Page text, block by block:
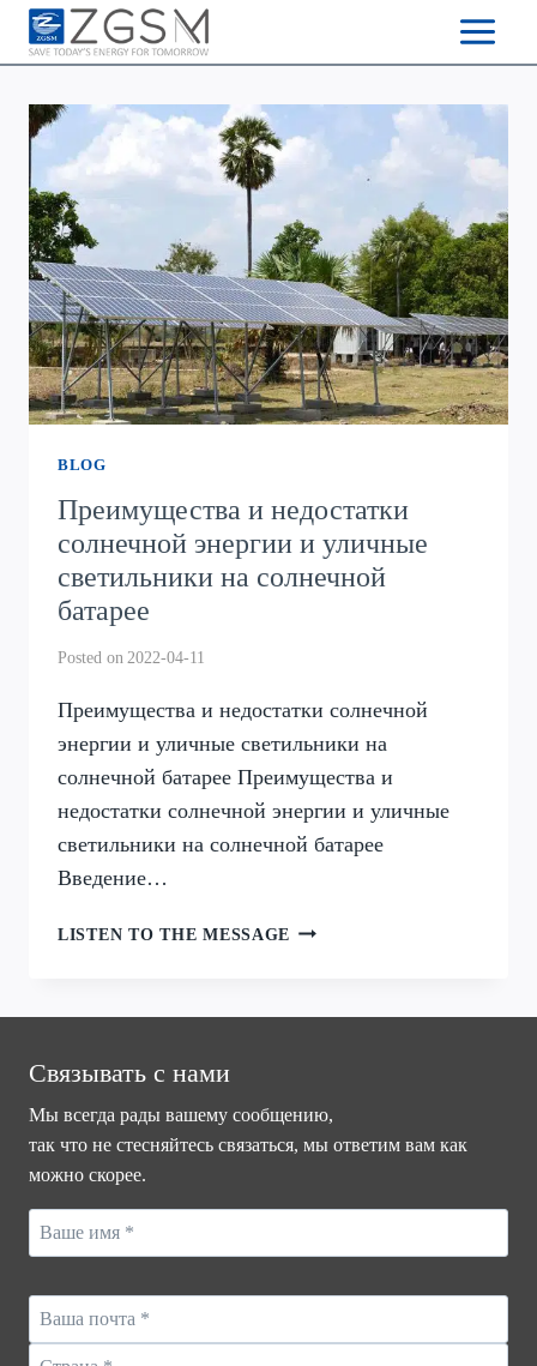
Skip
BLOG
Преимущества и недостатки
солнечной энергии и уличные
светильники на солнечной
батарее
Posted on 2022-04-11
Преимущества и недостатки солнечной
энергии и уличные светильники на
солнечной батарее Преимущества и
недостатки солнечной энергии и уличные
светильники на солнечной батарее
Введение…
LISTEN TO THE MESSAGE ПРЕИМУЩЕСТВА
СВЕТИЛЬНИКИ
НА
Связывать с нами
Мы всегда рады вашему сообщению,
так что не стесняйтесь связаться, мы ответим вам как
можно скорее.